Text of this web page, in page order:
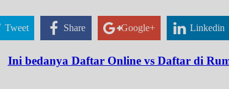
Tweet Share Google+ Linkedin
Ini bedanya Daftar Online vs Daftar di